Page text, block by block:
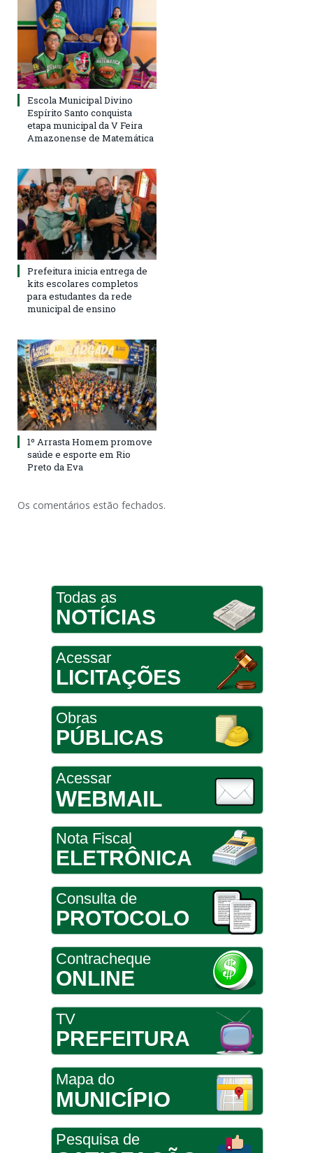
Escola Municipal Divino
Espírito Santo conquista
etapa municipal da V Feira
Amazonense de Matemática
Prefeitura inicia entrega de
kits escolares completos
para estudantes da rede
municipal de ensino
1º Arrasta Homem promove
saúde e esporte em Rio
Preto da Eva
Os comentários estão fechados.
Todas as
NOTÍCIAS
Acessar
LICITAÇÕES
Obras
PÚBLICAS
Acessar
WEBMAIL
Nota Fiscal
ELETRÔNICA
Consulta de
PROTOCOLO
Contracheque
ONLINE
TV
PREFEITURA
Mapa do
MUNICÍPIO
Pesquisa de